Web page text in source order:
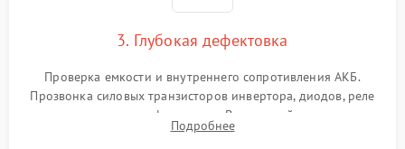
3. Глубокая дефектовка
Проверка емкости и внутреннего сопротивления АКБ.
Прозвонка силовых транзисторов инвертора, диодов, реле
переключения и трансформатора. Визуальный поиск вздутых
конденсаторов и прогаров на печатной плате.
Подробнее